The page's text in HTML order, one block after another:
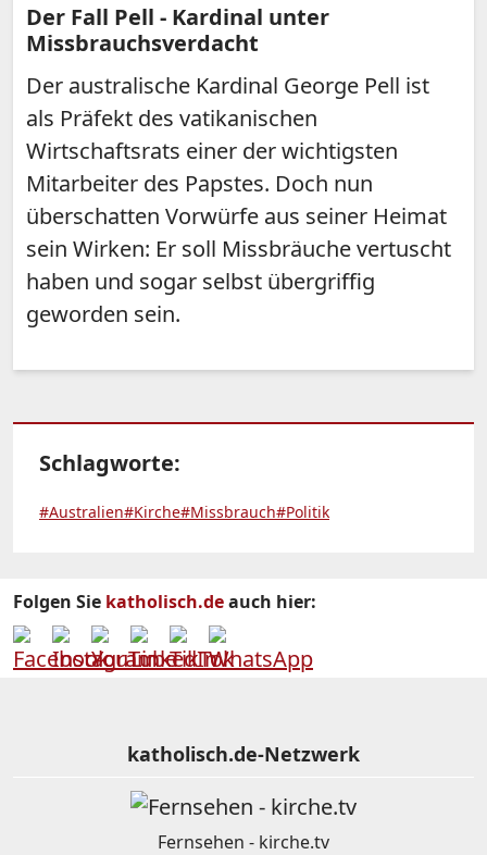
Der Fall Pell - Kardinal unter
Missbrauchsverdacht
Der australische Kardinal George Pell ist
als Präfekt des vatikanischen
Wirtschaftsrats einer der wichtigsten
Mitarbeiter des Papstes. Doch nun
überschatten Vorwürfe aus seiner Heimat
sein Wirken: Er soll Missbräuche vertuscht
haben und sogar selbst übergriffig
geworden sein.
Schlagworte:
#Australien#Kirche#Missbrauch#Politik
Folgen Sie katholisch.deauch hier:
katholisch.de-Netzwerk
Fernsehen - kirche.tv